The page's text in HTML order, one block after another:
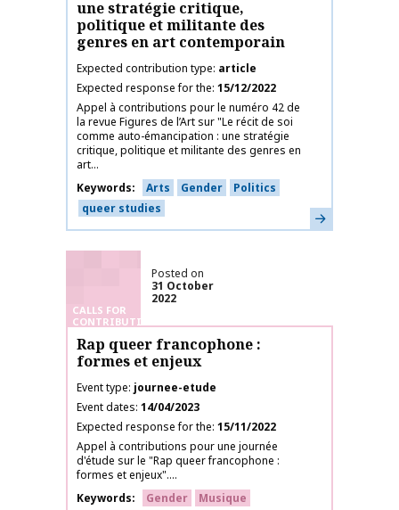
une stratégie critique,
politique et militante des
genres en art contemporain
Expected contribution type article
Expected response for the 15/12/2022
Appel à contributions pour le numéro 42 de
la revue Figures de l’Art sur "Le récit de soi
comme auto-émancipation : une stratégie
critique, politique et militante des genres en
art...
Keywords
Arts Gender
Politics
queer studies
Learn more
CALLS FOR
CONTRIBUTIONS
Posted on
31 October
2022
Rap queer francophone :
formes et enjeux
Event type journee-etude
Event dates 14/04/2023
Expected response for the 15/11/2022
Appel à contributions pour une journée
d'étude sur le "Rap queer francophone :
formes et enjeux"....
Keywords
Gender
Musique